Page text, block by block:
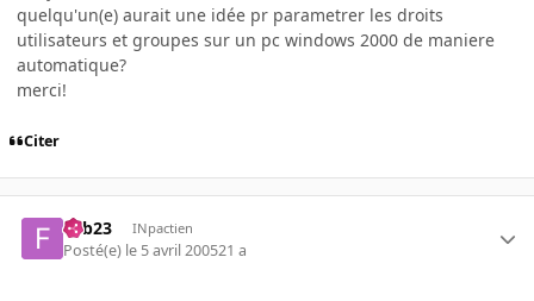
quelqu'un(e) aurait une idée pr parametrer les droits
utilisateurs et groupes sur un pc windows 2000 de maniere
automatique?
merci!
Citer
Fab23 INpactien
Posté(e) le 5 avril 200521 a